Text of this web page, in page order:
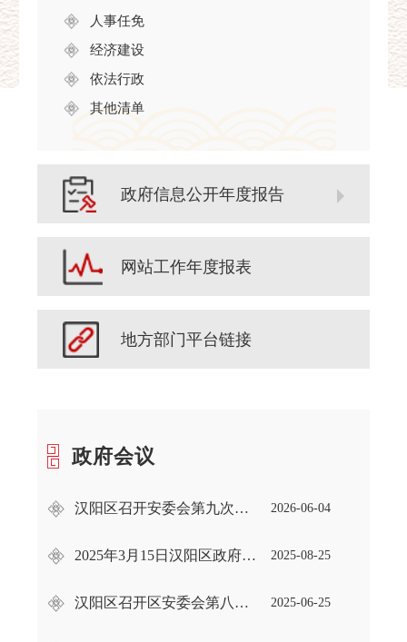
人事任免
经济建设
依法行政
其他清单
政府信息公开年度报告
网站工作年度报表
地方部门平台链接
政府会议
汉阳区召开安委会第九次扩大会议 2026-06-04
2025年3月15日汉阳区政府常务会议 2025-08-25
汉阳区召开区安委会第八次扩大会议 2025-06-25